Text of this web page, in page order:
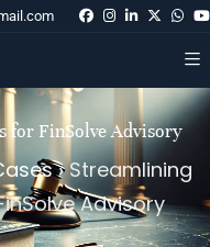
for FinSolve Advisory
›Streamlining
Advisory